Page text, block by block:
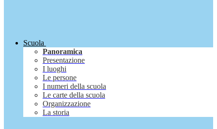
Scuola
Panoramica
Presentazione
I luoghi
Le persone
I numeri della scuola
Le carte della scuola
Organizzazione
La storia